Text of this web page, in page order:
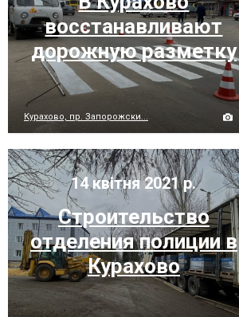
восстанавливают
дорожную разметку
Курахово, пр. Запорожски...
14 квітня 2021 р.
Строительство
отделения полиции в
Курахово